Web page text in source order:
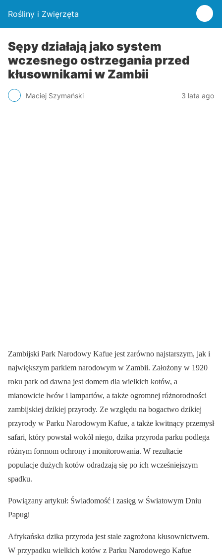
Rośliny i Zwięrzęta
Sępy działają jako system
wczesnego ostrzegania przed
kłusownikami w Zambii
Maciej Szymański 3 lata ago
Zambijski Park Narodowy Kafue jest zarówno najstarszym, jak i
największym parkiem narodowym w Zambii. Założony w 1920
roku park od dawna jest domem dla wielkich kotów, a
mianowicie lwów i lampartów, a także ogromnej różnorodności
zambijskiej dzikiej przyrody. Ze względu na bogactwo dzikiej
przyrody w Parku Narodowym Kafue, a także kwitnący przemysł
safari, który powstał wokół niego, dzika przyroda parku podlega
różnym formom ochrony i monitorowania. W rezultacie
populacje dużych kotów odradzają się po ich wcześniejszym
spadku.
Powiązany artykuł: Świadomość i zasięg w Światowym Dniu
Papugi
Afrykańska dzika przyroda jest stale zagrożona kłusownictwem.
W przypadku wielkich kotów z Parku Narodowego Kafue